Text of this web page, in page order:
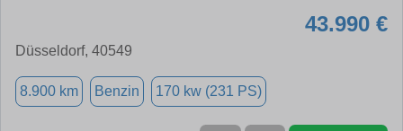
43.990 €
Düsseldorf, 40549
8.900 km Benzin 170 kw (231 PS)